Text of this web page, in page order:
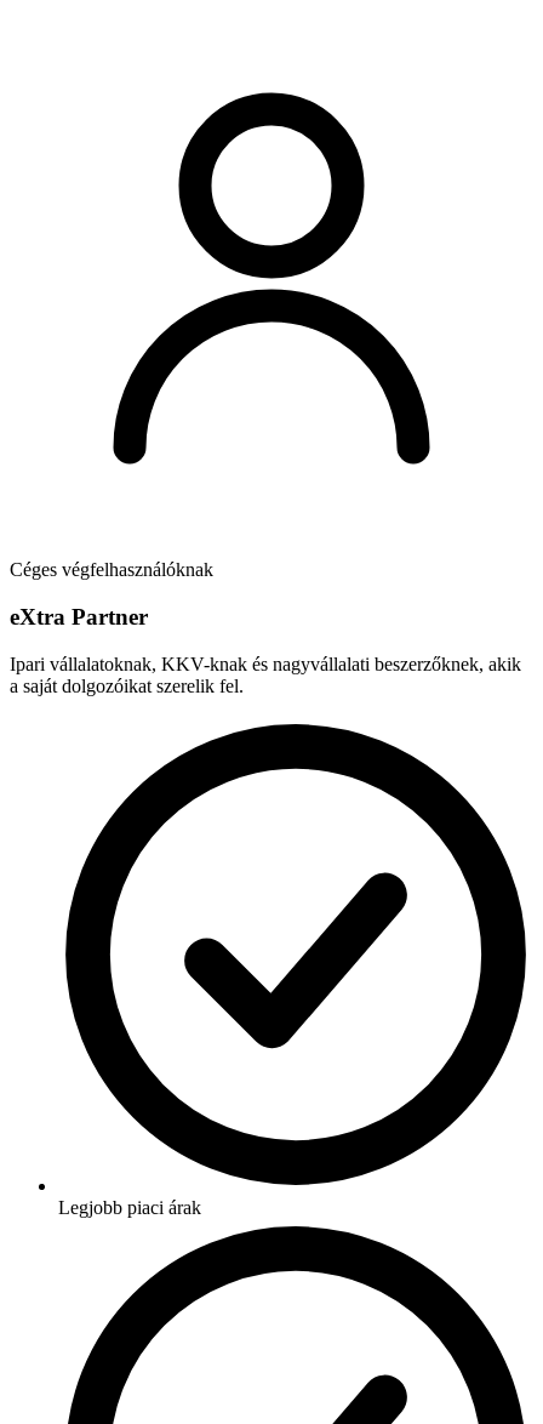
Céges végfelhasználóknak
eXtra Partner
Ipari vállalatoknak, KKV-knak és nagyvállalati beszerzőknek, akik
a saját dolgozóikat szerelik fel.
Legjobb piaci árak